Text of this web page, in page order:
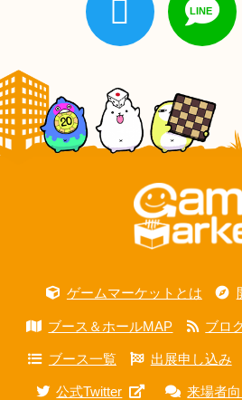
ゲームマーケットとは
ブース＆ホールMAP ブロ
ブース一覧 出展申し込み
公式Twitter 来場者